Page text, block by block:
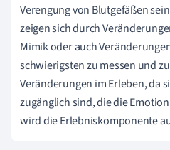
Verengung von Blutgefäßen
zeigen sich durch
Mimik oder auch
schwierigsten zu messen und
Veränderungen im Erleben, da
zugänglich sind, die die
wird die Erlebniskomponente